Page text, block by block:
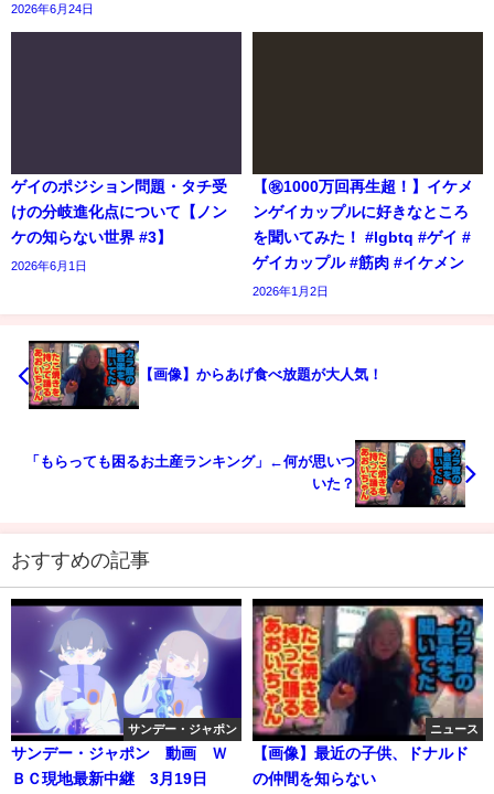
2026年6月24日
ゲイのポジション問題・タチ受
けの分岐進化点について【ノン
ケの知らない世界 #3】
2026年6月1日
【㊗️1000万回再生超！】イケメ
ンゲイカップルに好きなところ
を聞いてみた！ #lgbtq #ゲイ #
ゲイカップル #筋肉 #イケメン
2026年1月2日
【画像】からあげ食べ放題が大人気！
「もらっても困るお土産ランキング」←何が思いつ
いた？
おすすめの記事
サンデー・ジャポン
サンデー・ジャポン 動画 Ｗ
ＢＣ現地最新中継 3月19日
ニュース
【画像】最近の子供、ドナルド
の仲間を知らない